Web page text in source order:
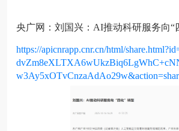
央广网：刘国兴：AI推动科研服务向“
https://apicnrapp.cnr.cn/html/